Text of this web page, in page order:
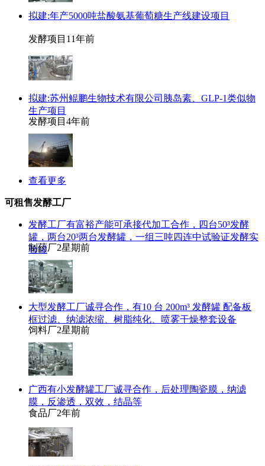
拟建:年产5000吨盐酸氨基葡萄糖生产线建设项目
发酵项目 11年前
拟建:苏州鲲鹏生物技术有限公司胰岛素、GLP-1类似物
生产项目
发酵项目 4年前
查看更多
可租售发酵工厂
发酵工厂有富裕产能可承接代加工合作，四台50³发酵
罐，两台20³两台发酵罐，一组三吨四连中试验证发酵实
验罐
制药厂2星期前
大型发酵工厂诚寻合作，有10 台 200m³ 发酵罐 配备板
框过滤、纳滤浓缩、树脂纯化、喷雾干燥整套设备
饲料厂2星期前
广西有小发酵罐工厂诚寻合作，后处理陶瓷膜，纳滤
膜，反渗透，双效，结晶等
食品厂2年前